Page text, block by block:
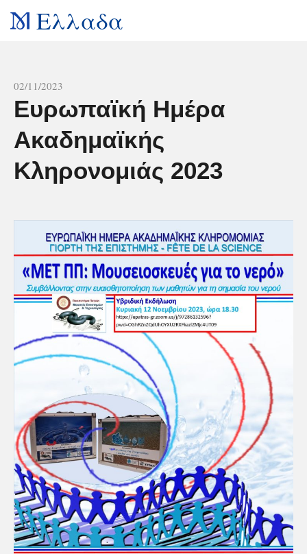
Ελλαδα
02/11/2023
Ευρωπαϊκή Ημέρα
Ακαδημαϊκής
Κληρονομιάς 2023